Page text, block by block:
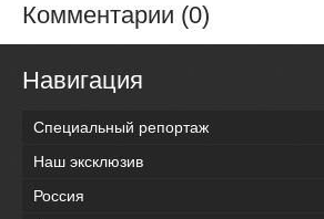
Комментарии (0)
Навигация
Специальный репортаж
Наш эксклюзив
Россия